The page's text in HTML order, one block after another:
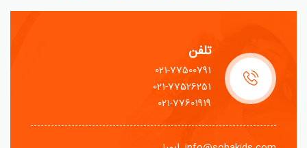
تلفن
021-77500791
021-77526251
021-77601919